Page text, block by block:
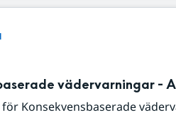
vädervarningar -
för Konsekvensbaserade